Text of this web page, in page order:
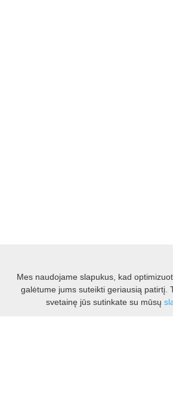
Darbo laikas:
I - V 8.30 - 17.00 val.
Mes naudojame slapukus, kad
galėtume jums suteikti geriausią patirtį.
svetainę jūs sutinkate su mūsų